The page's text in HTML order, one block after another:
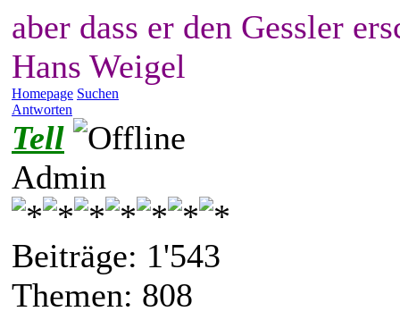
aber dass er den Gessler
Hans Weigel
Homepage Suchen
Antworten
Tell
Admin
Beiträge: 1'543
Themen: 808